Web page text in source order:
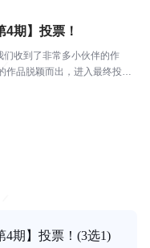
4期】投票！
收到了非常多小伙伴的作
作品脱颖而出，进入最终投
拾光】创作者：帅羊帅提示
4期】投票！ (3选1)